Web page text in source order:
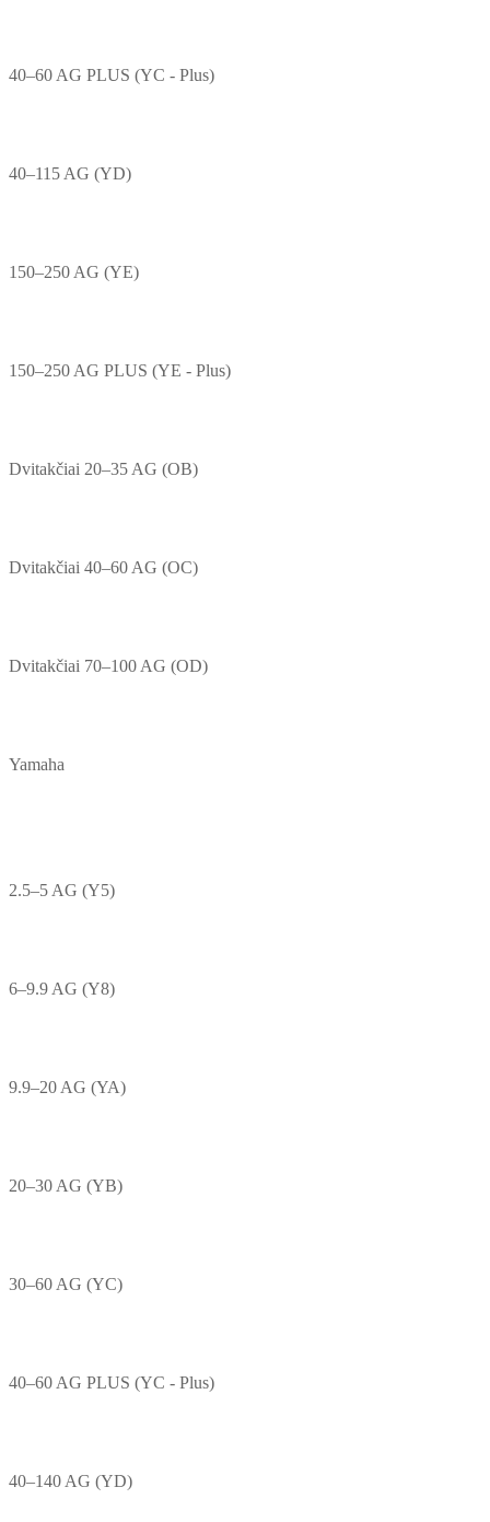
40–60 AG PLUS (YC - Plus)
40–115 AG (YD)
150–250 AG (YE)
150–250 AG PLUS (YE - Plus)
Dvitakčiai 20–35 AG (OB)
Dvitakčiai 40–60 AG (OC)
Dvitakčiai 70–100 AG (OD)
Yamaha
2.5–5 AG (Y5)
6–9.9 AG (Y8)
9.9–20 AG (YA)
20–30 AG (YB)
30–60 AG (YC)
40–60 AG PLUS (YC - Plus)
40–140 AG (YD)